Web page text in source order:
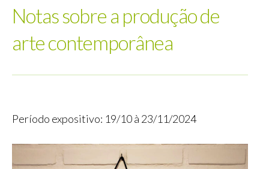
Notas sobre a produção de
arte contemporânea
Período expositivo: 19/10 à 23/11/2024